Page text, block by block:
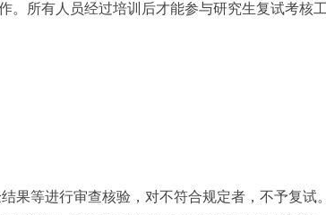
所有人员经过培训后才能参与研究生复试考核工
等进行审查核验，对不符合规定者，不予复试